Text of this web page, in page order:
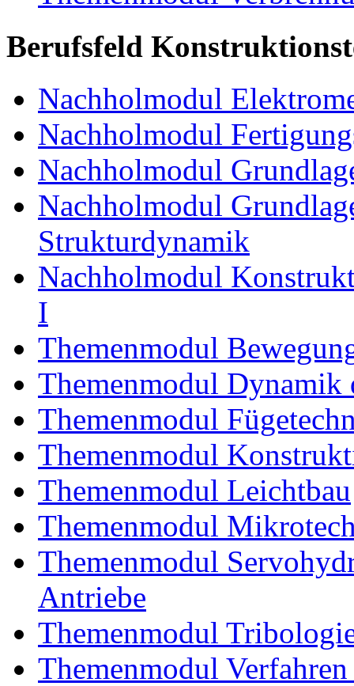
Berufsfeld
Nachholmodul
Nachholmodul
Nachholmodul
Nachholmodul
Strukturdynamik
Nachholmodul
I
Themenmodul
Themenmodul Dynamik
Themenmodul
Themenmodul
Themenmodul Leichtbau
Themenmodul
Themenmodul
Antriebe
Themenmodul
Themenmodul